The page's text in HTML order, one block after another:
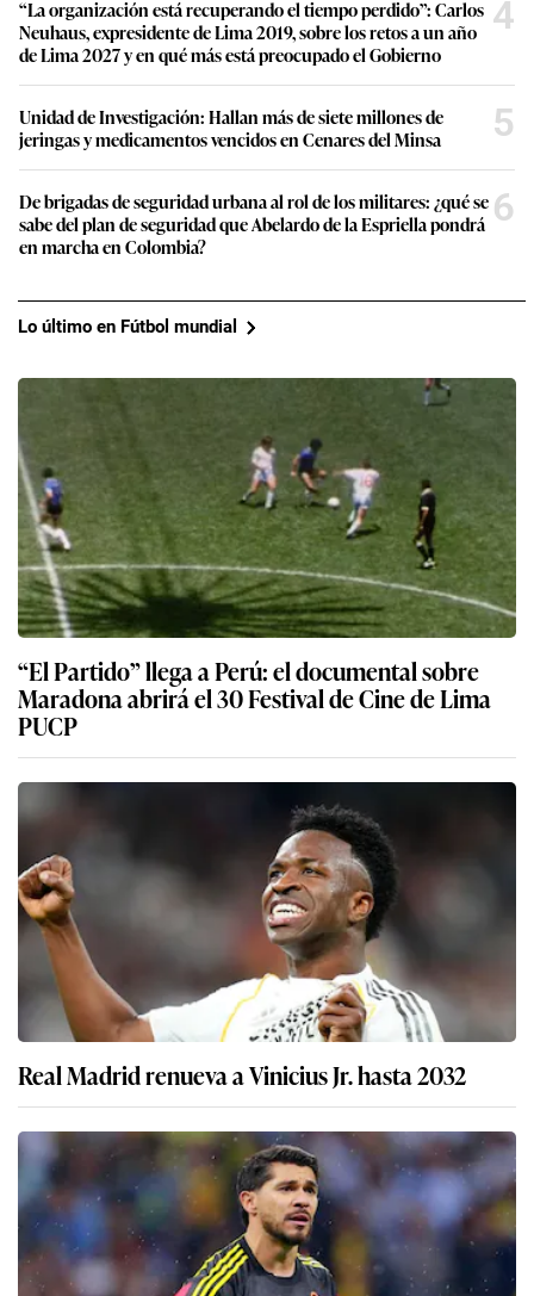
“La organización está recuperando el tiempo perdido”: Carlos
Neuhaus, expresidente de Lima 2019, sobre los retos a un año
de Lima 2027 y en qué más está preocupado el Gobierno
4
Unidad de Investigación: Hallan más de siete millones de
jeringas y medicamentos vencidos en Cenares del Minsa
5
De brigadas de seguridad urbana al rol de los militares: ¿qué se
sabe del plan de seguridad que Abelardo de la Espriella pondrá
en marcha en Colombia?
6
Lo último en Fútbol mundial
“El Partido” llega a Perú: el documental sobre
Maradona abrirá el 30 Festival de Cine de Lima
PUCP
Real Madrid renueva a Vinicius Jr. hasta 2032